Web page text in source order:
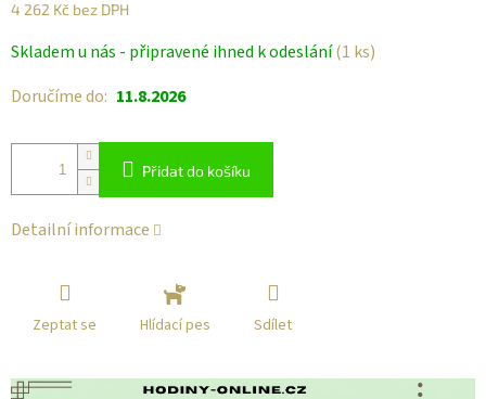
4 262 Kč bez DPH
cena:
Skladem u nás - připravené ihned k odeslání(1 ks)
Doručíme do: 11.8.2026
Přidat do košíku
Detailní informace
Zeptat se Hlídací pes Sdílet